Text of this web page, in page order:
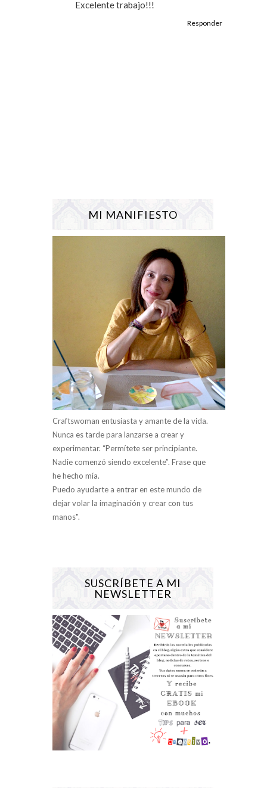
Excelente trabajo!!!
Responder
MI MANIFIESTO
Craftswoman entusiasta y amante de la vida.
Nunca es tarde para lanzarse a crear y
experimentar. “Permítete ser principiante.
Nadie comenzó siendo excelente”. Frase que
he hecho mía.
Puedo ayudarte a entrar en este mundo de
dejar volar la imaginación y crear con tus
manos".
SUSCRÍBETE A MI
NEWSLETTER